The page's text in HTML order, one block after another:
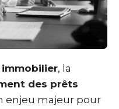
, la
des prêts
enjeu majeur pour